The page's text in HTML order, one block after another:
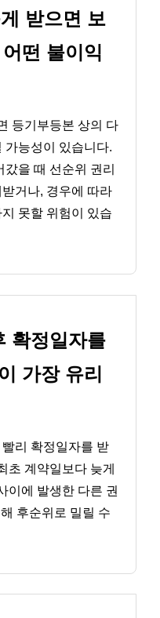
받으면 보
떤 불이익
등기부등본 상의 다
가능성이 있습니다.
을 때 선순위 권리
거나, 경우에 따라
못할 위험이 있습
확정일자를
가장 유리
리 확정일자를 받
초 계약일보다 늦게
이에 발생한 다른 권
후순위로 밀릴 수